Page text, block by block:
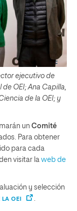
ejecutivo de
OEI; Ana Capilla,
de la OEI; y
un Comité
Para obtener
para cada
visitar la web de
y selección
OEI .